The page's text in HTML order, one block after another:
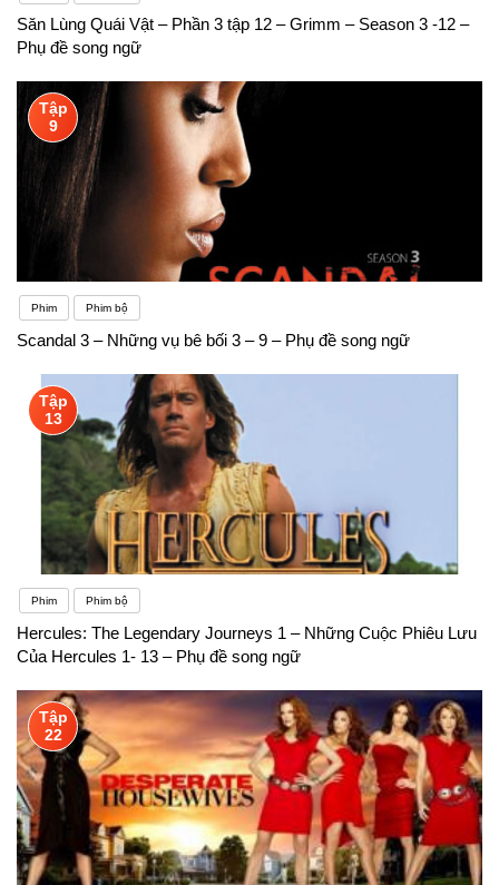
Săn Lùng Quái Vật – Phần 3 tập 12 – Grimm – Season 3 -12 –
Phụ đề song ngữ
Tập
9
Phim Phim bộ
Scandal 3 – Những vụ bê bối 3 – 9 – Phụ đề song ngữ
Tập
13
Phim Phim bộ
Hercules: The Legendary Journeys 1 – Những Cuộc Phiêu Lưu
Của Hercules 1- 13 – Phụ đề song ngữ
Tập
22